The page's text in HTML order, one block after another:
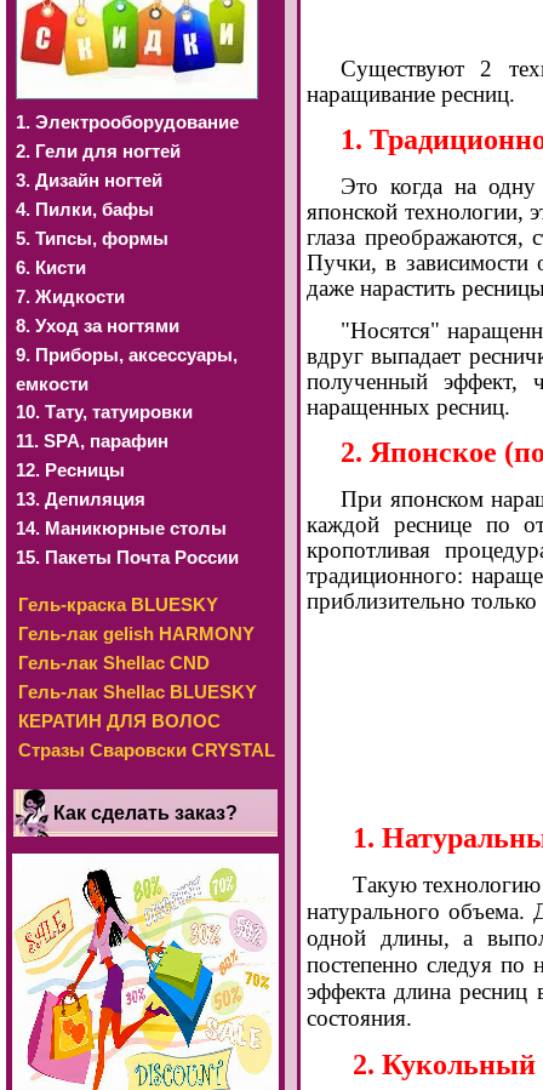
1. Электрооборудование
2. Гели для ногтей
3. Дизайн ногтей
4. Пилки, бафы
5. Типсы, формы
6. Кисти
7. Жидкости
8. Уход за ногтями
9. Приборы, аксессуары,
емкости
10. Тату, татуировки
11. SРА, парафин
12. Ресницы
13. Депиляция
14. Маникюрные столы
15. Пакеты Почта России
Гель-краска BLUESKY
Гель-лак gelish HARMONY
Гель-лак Shellac CND
Гель-лак Shellac BLUESKY
КЕРАТИН ДЛЯ ВОЛОС
Стразы Сваровски CRYSTAL
Как сделать заказ?
Существуют 2
наращивание ресниц.
1.
Это когда на
японской технологии,
глаза преображаются,
Пучки, в зависимости
даже нарастить
"Носятся"
вдруг выпадает
полученный эффект,
наращенных ресниц.
2. Японское
При японском
каждой реснице по
кропотливая
традиционного:
приблизительно
1.
Такую
натурального объема.
одной длины, а
постепенно следуя по
эффекта длина ресниц
состояния.
2.